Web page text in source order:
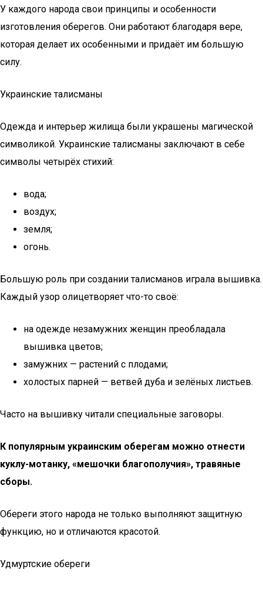
У каждого народа свои принципы и особенности
изготовления оберегов. Они работают благодаря вере,
которая делает их особенными и придаёт им большую
силу.
Украинские талисманы
Одежда и интерьер жилища были украшены магической
символикой. Украинские талисманы заключают в себе
символы четырёх стихий:
вода;
воздух;
земля;
огонь.
Большую роль при создании талисманов играла вышивка.
Каждый узор олицетворяет что-то своё:
на одежде незамужних женщин преобладала
вышивка цветов;
замужних — растений с плодами;
холостых парней — ветвей дуба и зелёных листьев.
Часто на вышивку читали специальные заговоры.
К популярным украинским оберегам можно отнести
куклу-мотанку, «мешочки благополучия», травяные
сборы.
Обереги этого народа не только выполняют защитную
функцию, но и отличаются красотой.
Удмуртские обереги